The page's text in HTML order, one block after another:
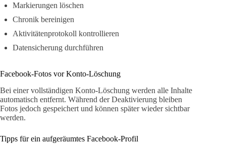
Markierungen löschen
Chronik bereinigen
Aktivitätenprotokoll kontrollieren
Datensicherung durchführen
Facebook-Fotos vor Konto-Löschung
Bei einer vollständigen Konto-Löschung werden alle Inhalte
automatisch entfernt. Während der Deaktivierung bleiben
Fotos jedoch gespeichert und können später wieder sichtbar
werden.
Tipps für ein aufgeräumtes Facebook-Profil